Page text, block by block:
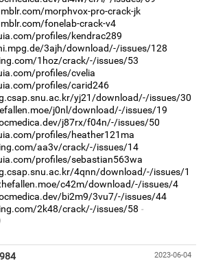
morphvox-pro-crack-jk
fonelab-crack-v4
profiles/kendrac289
3ajh/download/-/issues/128
1hoz/crack/-/issues/53
profiles/cvelia
profiles/carid246
yj21/download/-/issues/30
j0nl/download/-/issues/19
j87rx/f04n/-/issues/50
profiles/heather121ma
aa3v/crack/-/issues/14
profiles/sebastian563wa
4qnn/download/-/issues/1
c42m/download/-/issues/4
bi2m9/3vu7/-/issues/44
2k48/crack/-/issues/58
2023-06-04